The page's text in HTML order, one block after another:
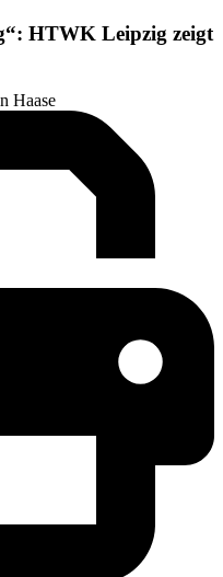
HTWK Leipzig zeigt
Haase